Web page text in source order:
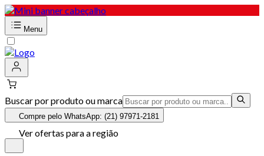
Menu
Buscar por produto ou marca
Compre pelo WhatsApp: (21) 97971-2181
Ver ofertas para a região